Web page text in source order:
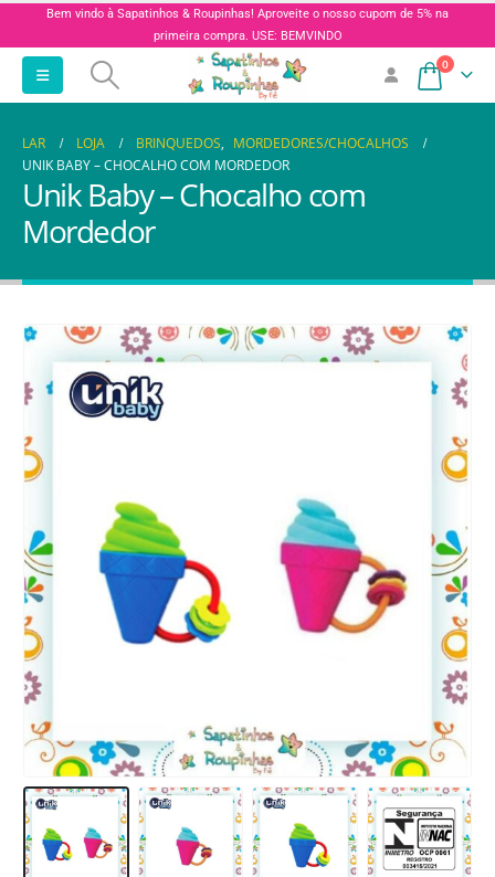
Bem vindo à Sapatinhos & Roupinhas! Aproveite o nosso cupom de 5% na
primeira compra. USE: BEMVINDO
0
LAR LOJA BRINQUEDOS, MORDEDORES/CHOCALHOS
UNIK BABY – CHOCALHO COM MORDEDOR
Unik Baby – Chocalho com
Mordedor